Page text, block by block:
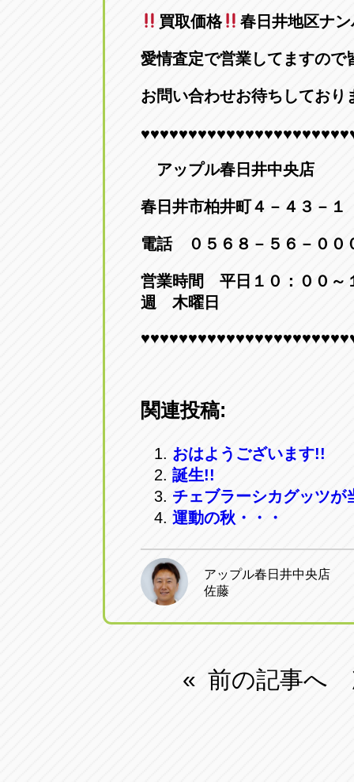
買取価格 春日井地区ナ
愛情査定で営業してますので
お問い合わせお待ちしており
アップル春日井中央店
春日井市柏井町４－４３－１
電話 ０５６８－５６－００
営業時間 平日１０：００
週 木曜日
関連投稿:
おはようございます!!
誕生!!
チェブラーシカグッツが
運動の秋・・・
アップル春日井中央店
佐藤
« 前の記事へ